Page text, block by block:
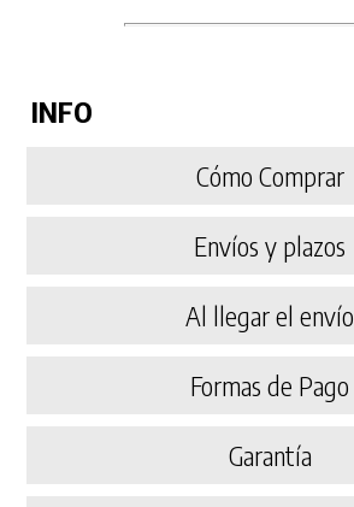
INFO
Cómo Comprar
Envíos y plazos
Al llegar el envío
Formas de Pago
Garantía